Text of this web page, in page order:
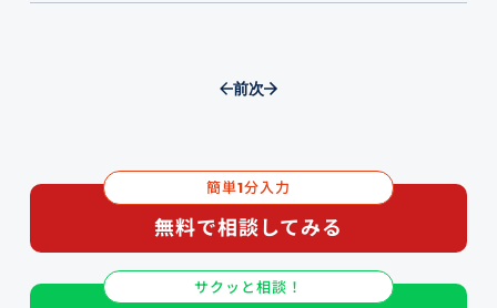
前次
簡単1分入力
無料で相談してみる
サクッと相談！